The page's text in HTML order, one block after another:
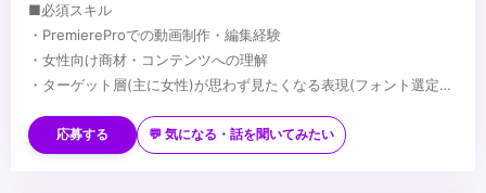
■必須スキル
・PremiereProでの動画制作・編集経験
・女性向け商材・コンテンツへの理解
・ターゲット層(主に女性)が思わず見たくなる表現(フォント選定・
※応募時は、ポートフォリオor制作物のURLのご提出をお願いしま
す
・PhotoshopやIllustratorを用いたデザイン経験がある方
・AfterEffectsの使用経験がある方
応募する 💬 気になる・話を聞いてみたい